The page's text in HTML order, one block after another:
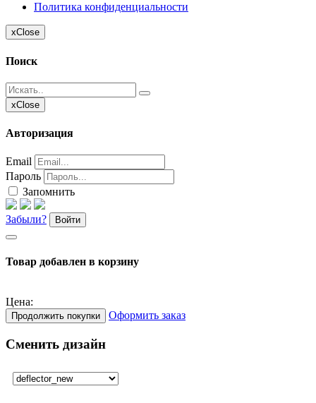
Политика конфиденциальности
xClose
Поиск
xClose
Авторизация
Email
Пароль
Запомнить
Забыли? Войти
Товар добавлен в корзину
Цена:
Продолжить покупки Оформить заказ
Сменить дизайн